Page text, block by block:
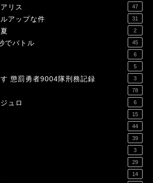
リス 47
アップな件 31
2
でバトル 45
6
5
懲罰勇者9004隊刑務記録 3
78
ュロ 6
15
44
39
3
29
14